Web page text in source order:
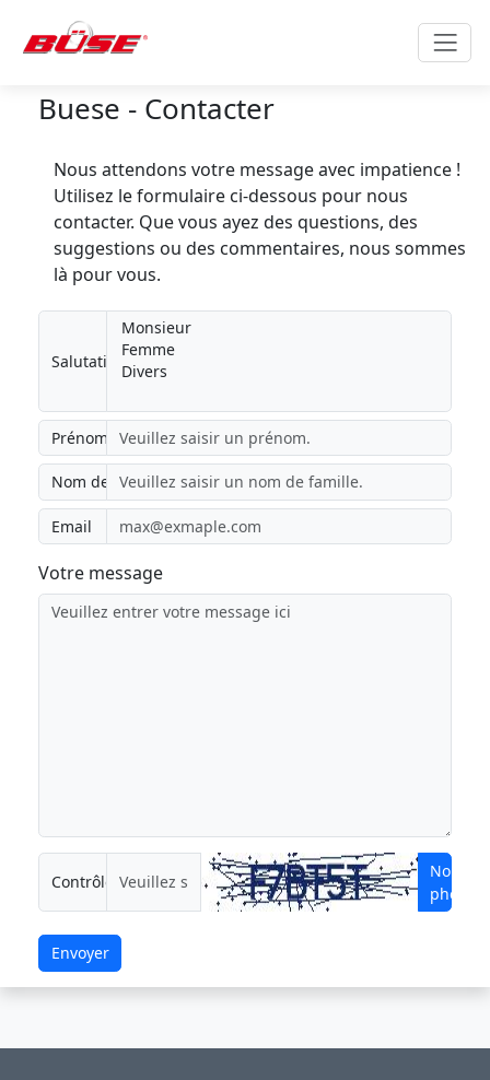
Buese - Contacter
Nous attendons votre message avec impatience !
Utilisez le formulaire ci-dessous pour nous
contacter. Que vous ayez des questions, des
suggestions ou des commentaires, nous sommes
là pour vous.​
Salutation
Prénom
Nom de famille
Email
Votre message
Contrôle de sécurité
photo
Envoyer